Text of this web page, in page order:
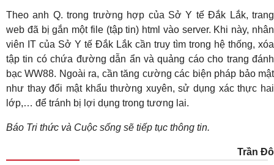
Theo anh Q. trong trường hợp của Sở Y tế Đắk Lắk, trang
web đã bị gắn một file (tập tin) html vào server. Khi này, nhân
viên IT của Sở Y tế Đắk Lắk cần truy tìm trong hệ thống, xóa
tập tin có chứa đường dẫn ẩn và quảng cáo cho trang đánh
bạc WW88. Ngoài ra, cần tăng cường các biện pháp bảo mật
như thay đổi mật khẩu thường xuyên, sử dụng xác thực hai
lớp,… để tránh bị lợi dụng trong tương lai.
Báo Tri thức và Cuộc sống sẽ tiếp tục thông tin.
Trần Đô